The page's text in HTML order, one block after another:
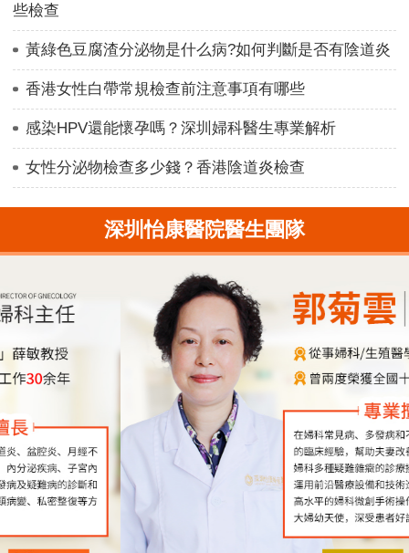
些檢查
黃綠色豆腐渣分泌物是什么病?如何判斷是否有陰道炎
香港女性白帶常規檢查前注意事項有哪些
感染HPV還能懷孕嗎？深圳婦科醫生專業解析
女性分泌物檢查多少錢？香港陰道炎檢查
深圳怡康醫院醫生團隊